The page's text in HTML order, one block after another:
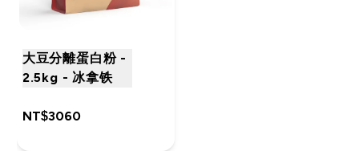
大豆分離蛋白粉 -
2.5kg - 冰拿铁
NT$3060‎